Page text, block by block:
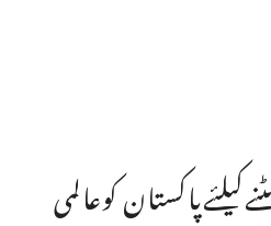
کوعالمی